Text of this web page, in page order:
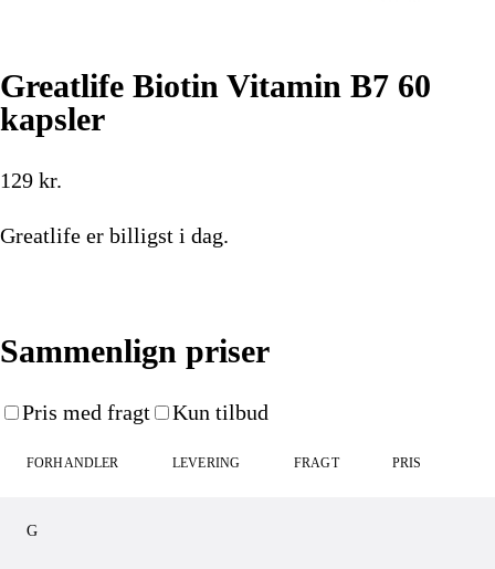
Greatlife Biotin Vitamin B7 60
kapsler
129 kr.
Greatlife er billigst i dag.
Sammenlign priser
Pris med fragt Kun tilbud
FORHANDLER LEVERING FRAGT PRIS
G